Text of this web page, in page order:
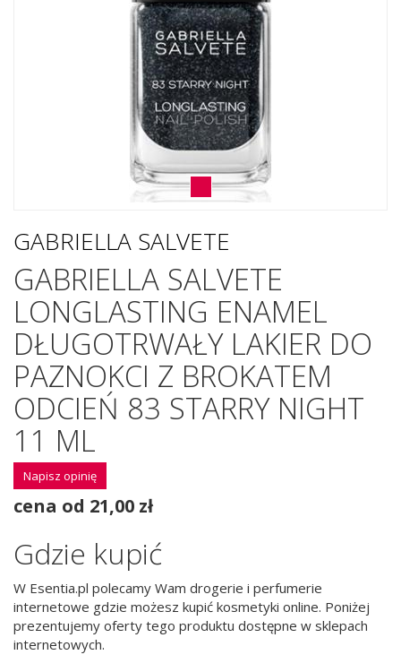
GABRIELLA SALVETE
GABRIELLA SALVETE
LONGLASTING ENAMEL
DŁUGOTRWAŁY LAKIER DO
PAZNOKCI Z BROKATEM
ODCIEŃ 83 STARRY NIGHT
11 ML
Napisz opinię
cena od 21,00 zł
Gdzie kupić
W Esentia.pl polecamy Wam drogerie i perfumerie
internetowe gdzie możesz kupić kosmetyki online. Poniżej
prezentujemy oferty tego produktu dostępne w sklepach
internetowych.